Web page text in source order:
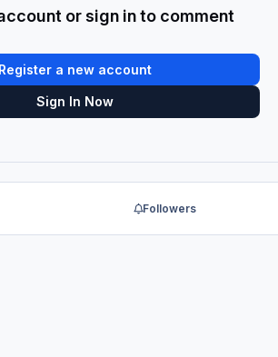
or sign in to comment
Register a new account
Sign In Now
Followers